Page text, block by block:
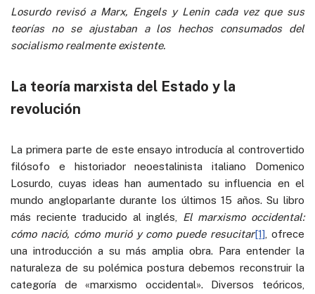
Losurdo revisó a Marx, Engels y Lenin cada vez que sus
teorías no se ajustaban a los hechos consumados del
socialismo realmente existente.
La teoría marxista del Estado y la
revolución
La primera parte de este ensayo introducía al controvertido
filósofo e historiador neoestalinista italiano Domenico
Losurdo, cuyas ideas han aumentado su influencia en el
mundo angloparlante durante los últimos 15 años. Su libro
más reciente traducido al inglés, El marxismo occidental:
cómo nació, cómo murió y como puede resucitar[1] , ofrece
una introducción a su más amplia obra. Para entender la
naturaleza de su polémica postura debemos reconstruir la
categoría de «marxismo occidental». Diversos teóricos,